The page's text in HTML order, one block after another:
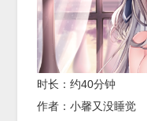
时长：约40分钟
作者：小馨又没睡觉